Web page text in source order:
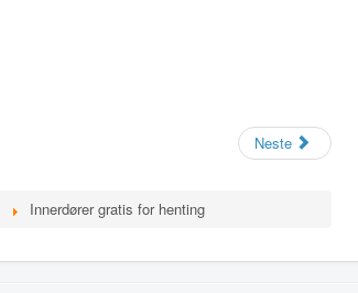
Neste
Innerdører gratis for henting